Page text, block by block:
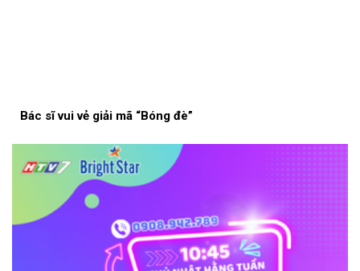
Bác sĩ vui vẻ giải mã “Bóng đè”